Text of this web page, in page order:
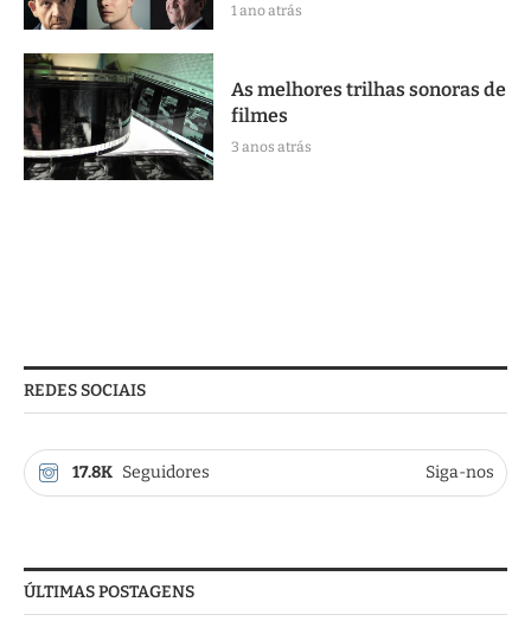
1 ano atrás
As melhores trilhas sonoras de
filmes
3 anos atrás
REDES SOCIAIS
17.8K Seguidores Siga-nos
ÚLTIMAS POSTAGENS